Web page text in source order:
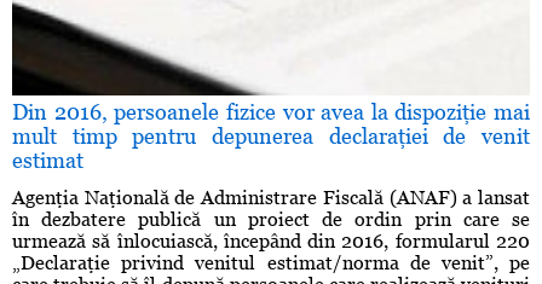
Din 2016, persoanele fizice vor avea la dispoziţie mai
mult timp pentru depunerea declaraţiei de venit
estimat
Agenţia Naţională de Administrare Fiscală (ANAF) a lansat
în dezbatere publică un proiect de ordin prin care se
urmează să înlocuiască, începând din 2016, formularul 220
„Declaraţie privind venitul estimat/norma de venit”, pe